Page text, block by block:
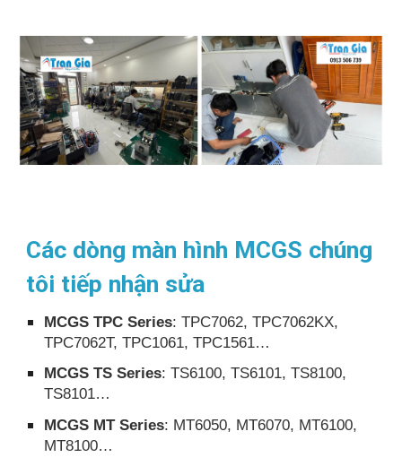
Các dòng màn hình MCGS chúng
tôi tiếp nhận sửa
MCGS TPC Series: TPC7062, TPC7062KX,
TPC7062T, TPC1061, TPC1561…
MCGS TS Series: TS6100, TS6101, TS8100,
TS8101…
MCGS MT Series: MT6050, MT6070, MT6100,
MT8100…